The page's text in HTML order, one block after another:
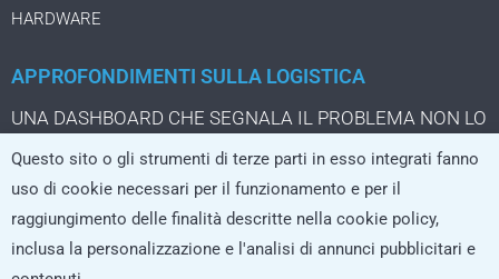
HARDWARE
APPROFONDIMENTI SULLA LOGISTICA
UNA DASHBOARD CHE SEGNALA IL PROBLEMA NON LO
IL PACCO DA TRE EURO CHE CAMBIA LA LOGISTICA
DELL’ECOMMERCE
LA LOGISTICA CRESCE SOLO SE I SISTEMI REGGONO
L’AI che non si limita a rispondere, ma agisce nei processi
Questo sito o gli strumenti di terze parti in esso integrati fanno
uso di cookie necessari per il funzionamento e per il
raggiungimento delle finalità descritte nella cookie policy,
inclusa la personalizzazione e l'analisi di annunci pubblicitari e